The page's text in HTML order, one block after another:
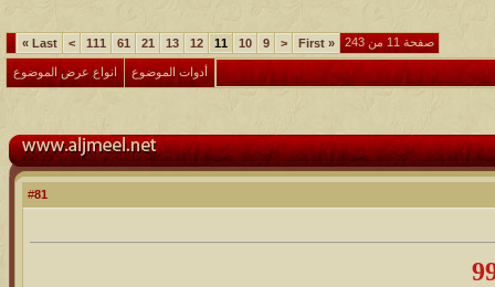
صفحة 11 من 243 «
<
9
10
11
12
13
21
61
111
>
Last
»
أدوات الموضوع انواع عرض الموضوع
81